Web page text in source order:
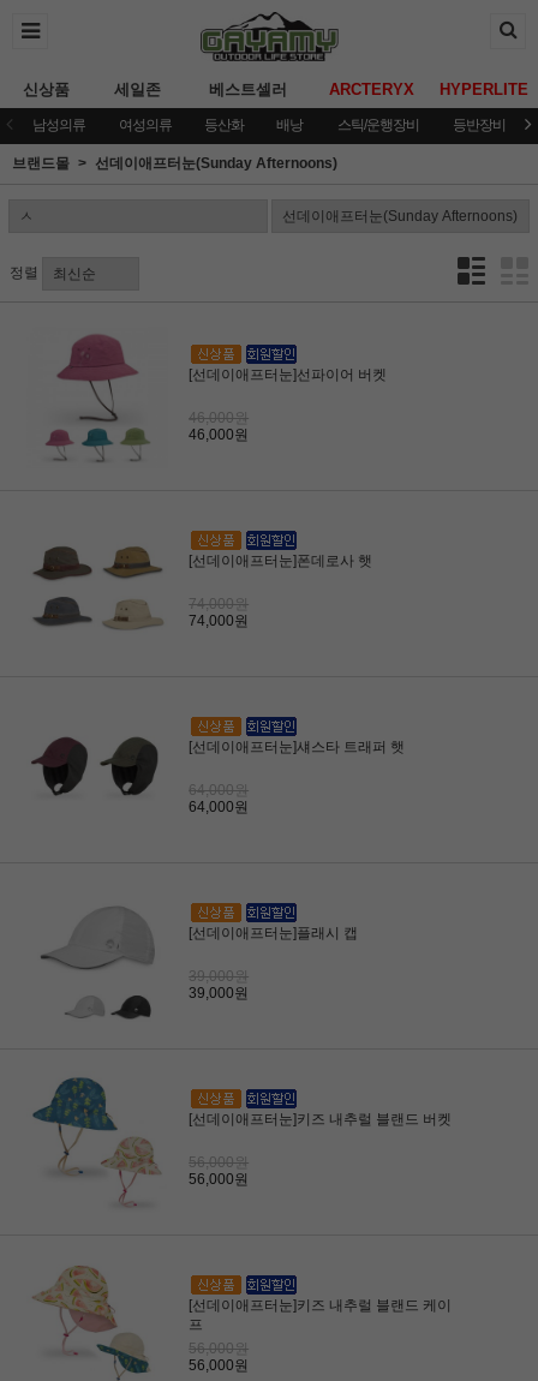
신상품 세일존 베스트셀러 ARCTERYX HYPERLITE
남성의류 여성의류 등산화 배낭 스틱/운행장비 등반장비
브랜드몰 선데이애프터눈(Sunday Afternoons)
정렬
[선데이애프터눈]선파이어 버켓
46,000원
46,000원
[선데이애프터눈]폰데로사 햇
74,000원
74,000원
[선데이애프터눈]섀스타 트래퍼 햇
64,000원
64,000원
[선데이애프터눈]플래시 캡
39,000원
39,000원
[선데이애프터눈]키즈 내추럴 블랜드 버켓
56,000원
56,000원
[선데이애프터눈]키즈 내추럴 블랜드 케이
프
56,000원
56,000원